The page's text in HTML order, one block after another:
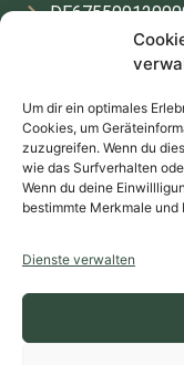
Um dir ein optimales
Cookies, um
zuzugreifen. Wenn du
wie das Surfverhalten
Wenn du deine
bestimmte Merkmale
Dienste verwalten
GENODE61AZY
Volksbank
Wissenswertes
Gnadenwiese
Wildohren
Cookie-Richtlinien
Datenschutz